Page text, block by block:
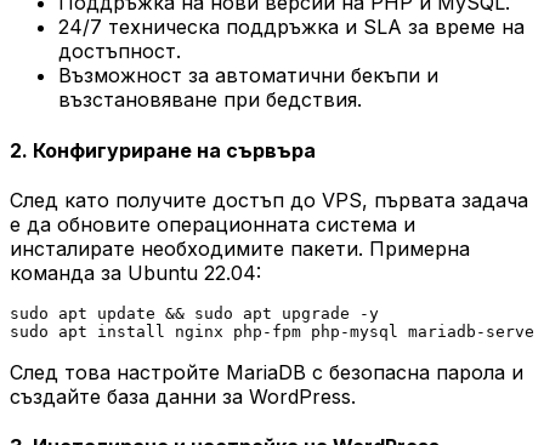
24/7 техническа поддръжка и SLA за време на
достъпност.
Възможност за автоматични бекъпи и
възстановяване при бедствия.
2. Конфигуриране на сървъра
След като получите достъп до VPS, първата задача
е да обновите операционната система и
инсталирате необходимите пакети. Примерна
команда за Ubuntu 22.04:
sudo apt update && sudo apt upgrade -y
След това настройте MariaDB с безопасна парола и
създайте база данни за WordPress.